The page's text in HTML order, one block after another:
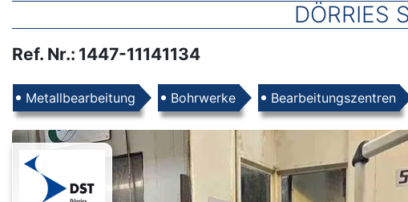
DÖRRIES
Ref. Nr.: 1447-11141134
Produkte
Metallbearbeitung Bohrwerke Bearbeitungszentren